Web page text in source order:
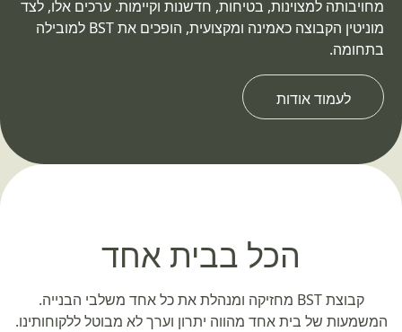
מחויבותה למצוינות, בטיחות, חדשנות וקיימות. ערכים אלו, לצד
מוניטין הקבוצה כאמינה ומקצועית, הופכים את BST למובילה
בתחומה.
לעמוד אודות
הכל בבית אחד
קבוצת BST מחזיקה ומנהלת את כל אחד משלבי הבנייה.
המשמעות של בית אחד מהווה יתרון וערך לא מבוטל ללקוחותינו.